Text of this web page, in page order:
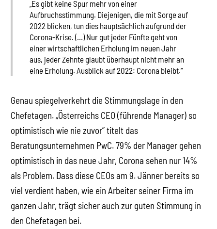
„Es gibt keine Spur mehr von einer
Aufbruchsstimmung. Diejenigen, die mit Sorge auf
2022 blicken, tun dies hauptsächlich aufgrund der
Corona-Krise. (…) Nur gut jeder Fünfte geht von
einer wirtschaftlichen Erholung im neuen Jahr
aus, jeder Zehnte glaubt überhaupt nicht mehr an
eine Erholung. Ausblick auf 2022: Corona bleibt.”
Genau spiegelverkehrt die Stimmungslage in den
Chefetagen. „Österreichs CEO (führende Manager) so
optimistisch wie nie zuvor” titelt das
Beratungsunternehmen PwC. 79% der Manager gehen
optimistisch in das neue Jahr, Corona sehen nur 14%
als Problem. Dass diese CEOs am 9. Jänner bereits so
viel verdient haben, wie ein Arbeiter seiner Firma im
ganzen Jahr, trägt sicher auch zur guten Stimmung in
den Chefetagen bei.